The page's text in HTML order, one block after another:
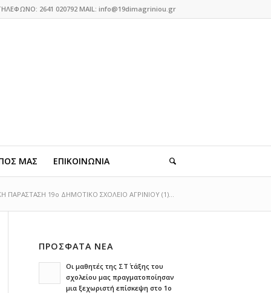
2641 020792 MAIL: info@19dimagriniou.gr
ΜΑΣ ΕΠΙΚΟΙΝΩΝΙΑ
ΠΑΡΑΣΤΑΣΗ 19ο ΔΗΜΟΤΙΚΟ ΣΧΟΛΕΙΟ ΑΓΡΙΝΙΟΥ (1)...
ΠΡΟΣΦΑΤΑ ΝΕΑ
Οι μαθητές της ΣΤ΄ τάξης του
σχολείου μας πραγματοποίησαν
μια ξεχωριστή επίσκεψη στο 1ο